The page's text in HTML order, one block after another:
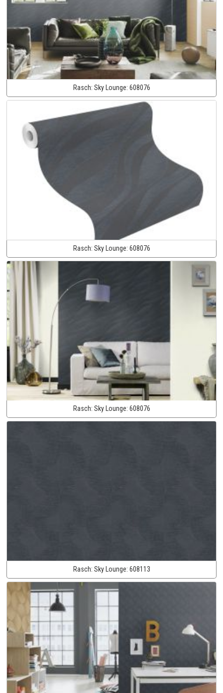
Rasch: Sky Lounge: 608076
Rasch: Sky Lounge: 608076
Rasch: Sky Lounge: 608076
Rasch: Sky Lounge: 608113